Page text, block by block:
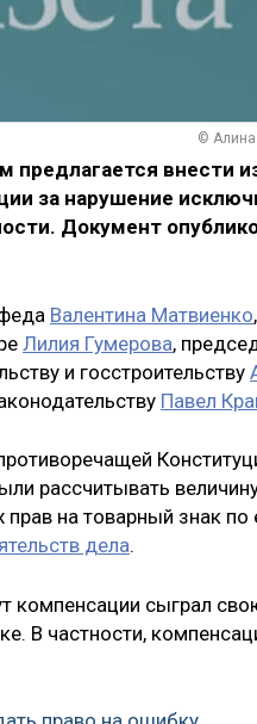
© Алина
предлагается внести
за нарушение
Документ
Валентина Матвиенко
Лилия Гумерова,
и госстроительству
Павел
рассчитывать
на товарный знак
дела.
компенсации сыграл
В частности,